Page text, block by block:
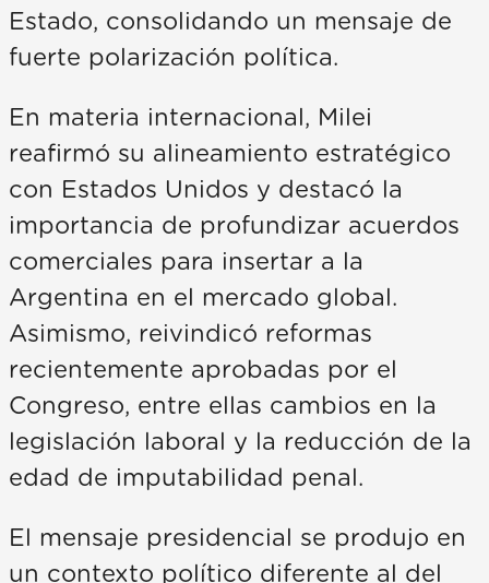
Estado, consolidando un mensaje de
fuerte polarización política.
En materia internacional, Milei
reafirmó su alineamiento estratégico
con Estados Unidos y destacó la
importancia de profundizar acuerdos
comerciales para insertar a la
Argentina en el mercado global.
Asimismo, reivindicó reformas
recientemente aprobadas por el
Congreso, entre ellas cambios en la
legislación laboral y la reducción de la
edad de imputabilidad penal.
El mensaje presidencial se produjo en
un contexto político diferente al del